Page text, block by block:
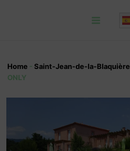
Home - Saint-Jean-de-la-Blaquière
ONLY